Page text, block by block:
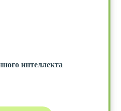
интеллекта